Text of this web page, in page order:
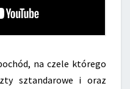
na czele którego
sztandarowe i oraz